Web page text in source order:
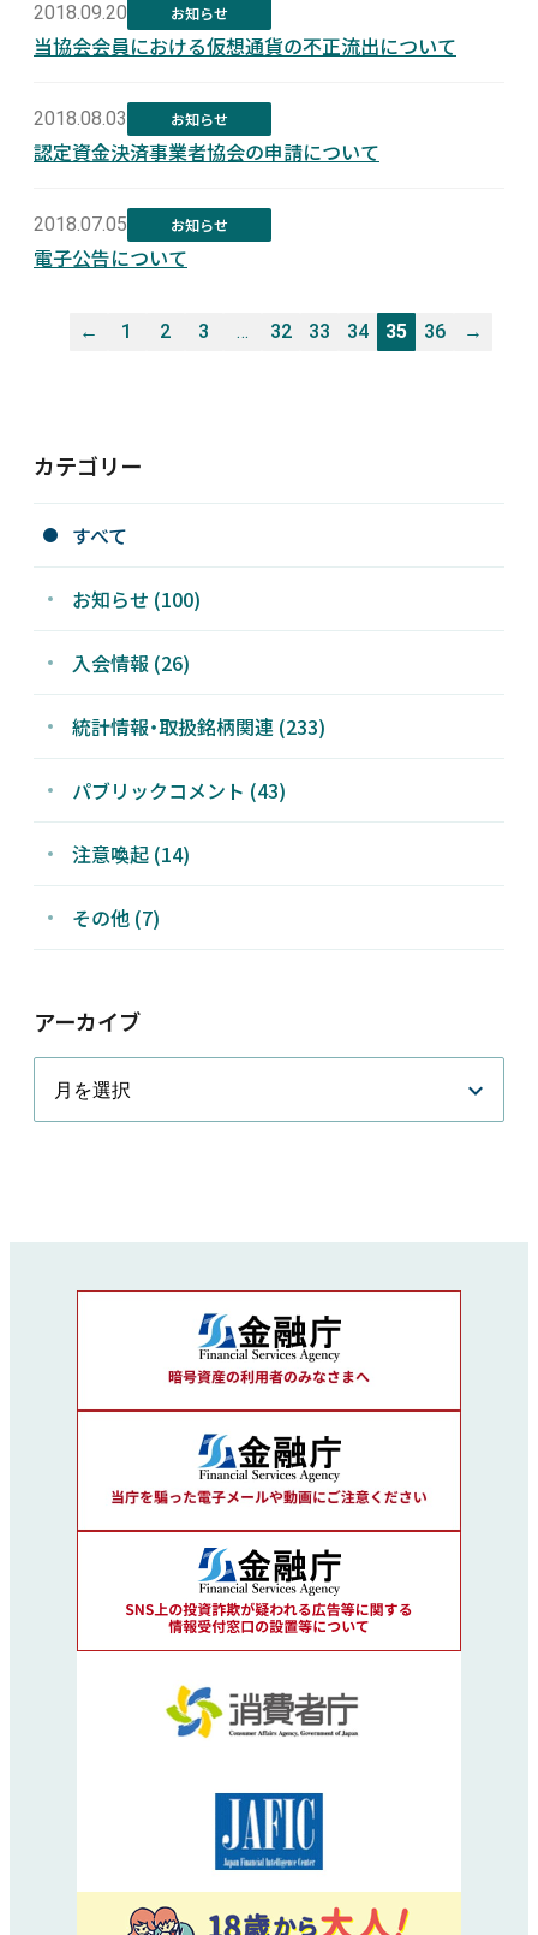
2018.09.20 お知らせ
当協会会員における仮想通貨の不正流出について
2018.08.03 お知らせ
認定資金決済事業者協会の申請について
2018.07.05 お知らせ
電子公告について
← 1 2 3 … 32 33 34 35 36 →
カテゴリー
すべて
お知らせ (100)
入会情報 (26)
統計情報・取扱銘柄関連 (233)
パブリックコメント (43)
注意喚起 (14)
その他 (7)
アーカイブ